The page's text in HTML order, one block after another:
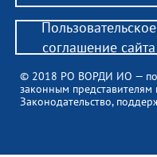
© 2018 РО ВОРДИ ИО —
законным
Законодательство,
Пользовательское
соглашение сайта